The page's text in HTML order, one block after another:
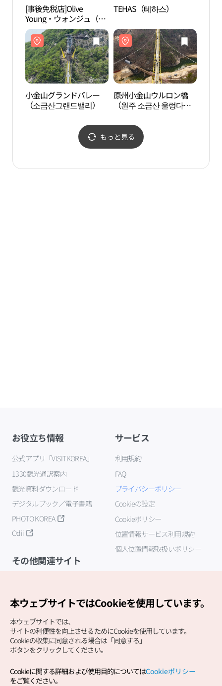
[事後免税店]Olive
Young・ウォンジュ（原
州）企業都市店(올리브
영 원주기업도시점)
TEHAS（테하스）
小金山グランドバレー
（소금산그랜드밸리）
原州小金山ウルロン橋
（원주 소금산 울렁다
もっと見る
お役立ち情報
公式アプリ「VISITKOREA」
1330観光通訳案内
観光資料ダウンロード
デジタルブック／電子書籍
PHOTO KOREA
Odii
サービス
利用規約
FAQ
プライバシーポリシー
Cookieの設定
Cookieポリシー
位置情報サービス利用規約
個人位置情報取扱いポリシー
その他関連サイト
Copyright (c) Korea Tourism Organization All Rights
本ウェブサイトではCookieを使用しています。
本ウェブサイトでは、
サイトの利便性を向上させるためにCookieを使用しています。
Cookieの収集に同意される場合は「同意する」
ボタンをクリックしてください。
Cookieに関する詳細および使用目的についてはCookieポリシー
をご覧ください。